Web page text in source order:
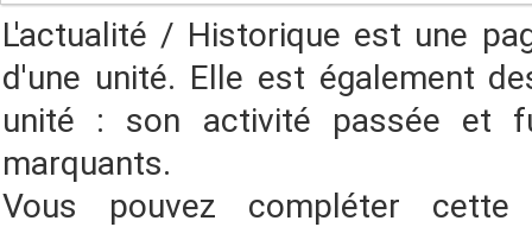
L'actualité / Historique est une
d'une unité. Elle est également
unité : son activité passée et
marquants.
Vous pouvez compléter